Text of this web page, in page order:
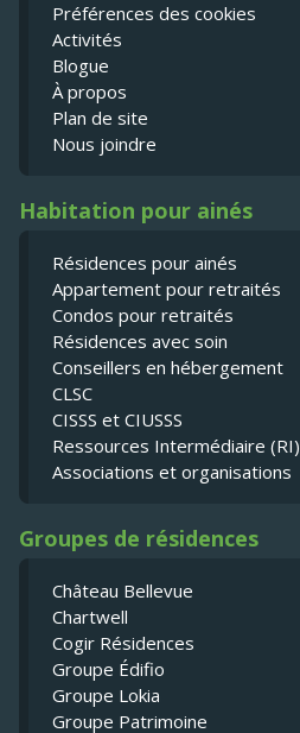
Préférences des cookies
Activités
Blogue
À propos
Plan de site
Nous joindre
Habitation pour ainés
Résidences pour ainés
Appartement pour retraités
Condos pour retraités
Résidences avec soin
Conseillers en hébergement
CLSC
CISSS et CIUSSS
Ressources Intermédiaire (RI)
Associations et organisations
Groupes de résidences
Château Bellevue
Chartwell
Cogir Résidences
Groupe Édifio
Groupe Lokia
Groupe Patrimoine